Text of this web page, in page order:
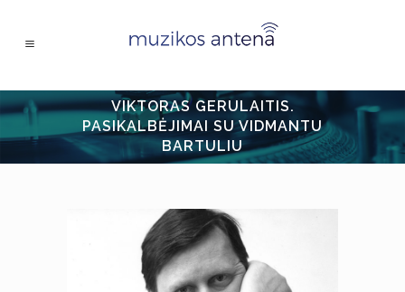
VIKTORAS GERULAITIS.
PASIKALBĖJIMAI SU VIDMANTU
BARTULIU